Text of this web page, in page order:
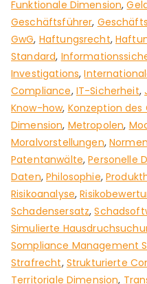
Funktionale Dimension,
Geschäftsführer,
GwG, Haftungsrecht,
Standard,
Investigations,
Compliance, IT-Sicherheit,
Know-how, Konzeption des
Dimension, Metropolen,
Moralvorstellungen,Normen
Patentanwälte,Personelle
Daten,Philosophie,
Risikoanalyse,
Schadensersatz,
Simulierte
Sompliance Management
Strafrecht, Strukturierte
Territoriale Dimension,